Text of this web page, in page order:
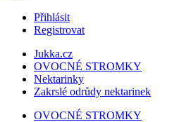
Přihlásit
Registrovat
Jukka.cz
OVOCNÉ STROMKY
Nektarinky
Zakrslé odrůdy nektarinek
OVOCNÉ STROMKY